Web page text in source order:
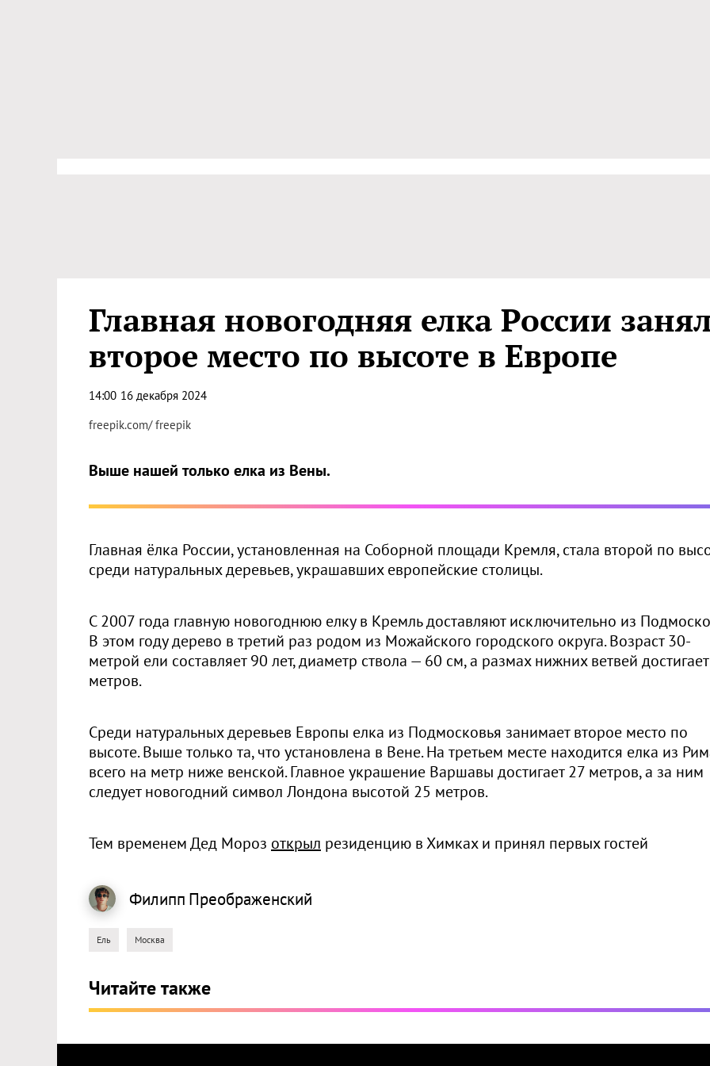
Главная новогодняя елка России
второе место по высоте в Европе
14:00 16 декабря 2024
freepik.com/ freepik
Выше нашей только елка из Вены.
Главная ёлка России, установленная на Соборной площади Кремля, стала второй по
среди натуральных деревьев, украшавших европейские столицы.
С 2007 года главную новогоднюю елку в Кремль доставляют исключительно из
В этом году дерево в третий раз родом из Можайского городского округа. Возраст 30-
метрой ели составляет 90 лет, диаметр ствола — 60 см, а размах нижних ветвей
метров.
Среди натуральных деревьев Европы елка из Подмосковья занимает второе место по
высоте. Выше только та, что установлена в Вене. На третьем месте находится елка из
всего на метр ниже венской. Главное украшение Варшавы достигает 27 метров, а за ним
следует новогодний символ Лондона высотой 25 метров.
Тем временем Дед Мороз открыл резиденцию в Химках и принял первых гостей
Филипп Преображенский
Ель Москва
Читайте также